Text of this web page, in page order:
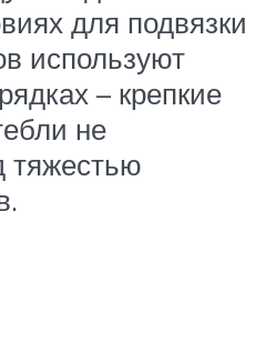
для подвязки
используют
– крепкие
не
тяжестью